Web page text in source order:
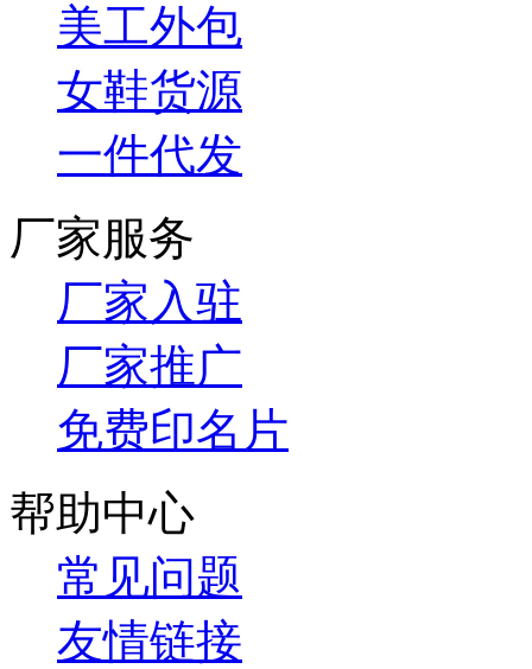
美工外包
女鞋货源
一件代发
厂家服务
厂家入驻
厂家推广
免费印名片
帮助中心
常见问题
友情链接